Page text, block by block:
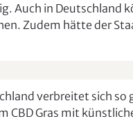
Auch in Deutschland
Zudem hätte der
verbreitet sich so
CBD Gras mit